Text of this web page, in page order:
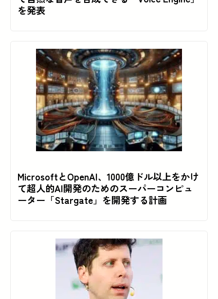
を発表
MicrosoftとOpenAI、1000億ドル以上をかけ
て超人的AI開発のためのスーパーコンピュ
ーター「Stargate」を開発する計画